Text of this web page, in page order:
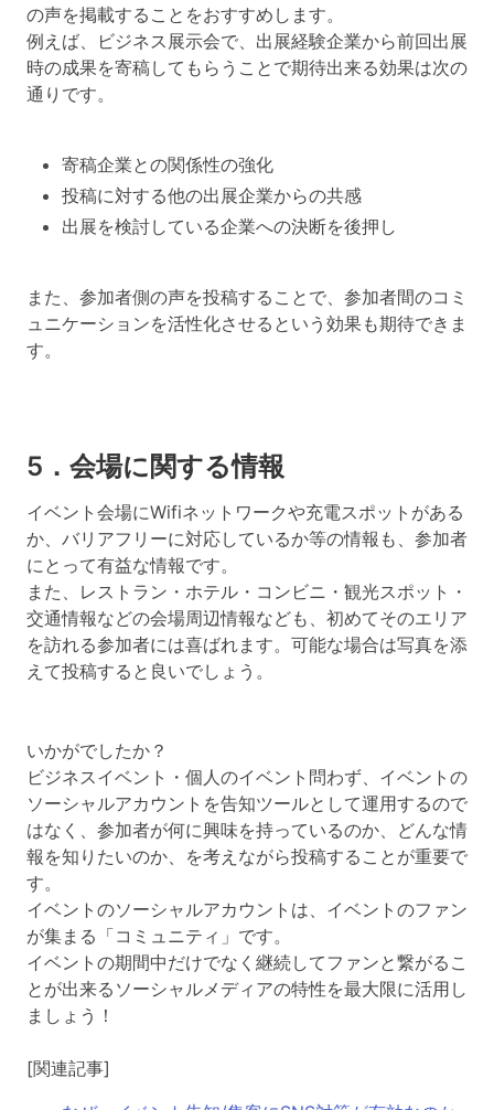
の声を掲載することをおすすめします。
例えば、ビジネス展示会で、出展経験企業から前回出展
時の成果を寄稿してもらうことで期待出来る効果は次の
通りです。
寄稿企業との関係性の強化
投稿に対する他の出展企業からの共感
出展を検討している企業への決断を後押し
また、参加者側の声を投稿することで、参加者間のコミ
ュニケーションを活性化させるという効果も期待できま
す。
5．会場に関する情報
イベント会場にWifiネットワークや充電スポットがある
か、バリアフリーに対応しているか等の情報も、参加者
にとって有益な情報です。
また、レストラン・ホテル・コンビニ・観光スポット・
交通情報などの会場周辺情報なども、初めてそのエリア
を訪れる参加者には喜ばれます。可能な場合は写真を添
えて投稿すると良いでしょう。
いかがでしたか？
ビジネスイベント・個人のイベント問わず、イベントの
ソーシャルアカウントを告知ツールとして運用するので
はなく、参加者が何に興味を持っているのか、どんな情
報を知りたいのか、を考えながら投稿することが重要で
す。
イベントのソーシャルアカウントは、イベントのファン
が集まる「コミュニティ」です。
イベントの期間中だけでなく継続してファンと繋がるこ
とが出来るソーシャルメディアの特性を最大限に活用し
ましょう！
[関連記事]